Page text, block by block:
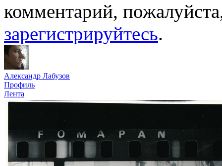
комментарий,
зарегистрируйтесь.
Александр Лабузов
Профиль
Лента